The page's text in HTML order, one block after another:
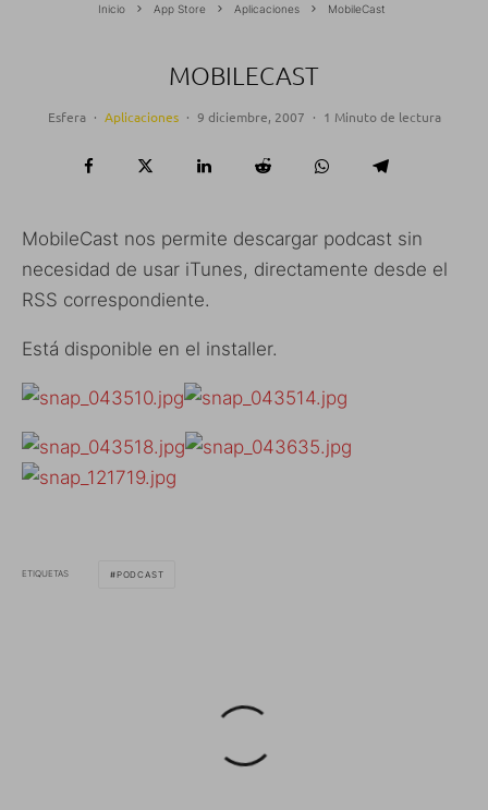
Inicio App Store Aplicaciones MobileCast
MOBILECAST
Esfera · Aplicaciones · 9 diciembre, 2007 · 1 Minuto de lectura
MobileCast nos permite descargar podcast sin
necesidad de usar iTunes, directamente desde el
RSS correspondiente.
Está disponible en el installer.
ETIQUETAS PODCAST